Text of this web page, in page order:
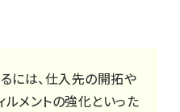
には、仕入先の開拓や
ルメントの強化といった